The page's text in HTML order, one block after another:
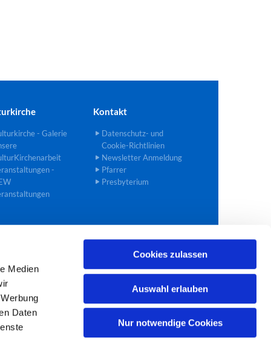
Medien
Daten
Cookies zulassen
Auswahl erlauben
Nur notwendige Cookies
- Galerie
-
Kontakt
Datenschutz- und
Cookie-Richtlinien
Newsletter Anmeldung
Pfarrer
Presbyterium
bedburg@ekir.de